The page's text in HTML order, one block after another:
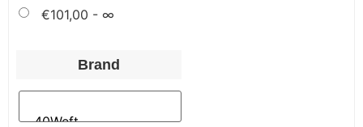
€101,00 - ∞
Brand